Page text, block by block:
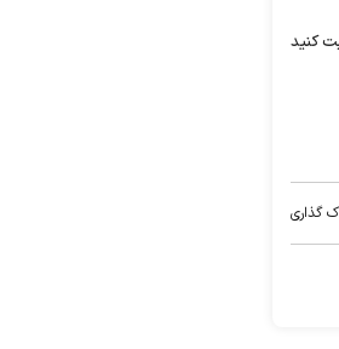
کنید
گذاری